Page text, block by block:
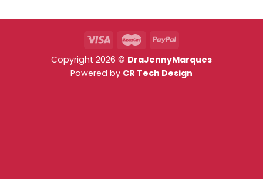
Copyright 2026 © DraJennyMarques
Powered by CR Tech Design